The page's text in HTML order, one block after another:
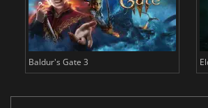
Baldur's Gate 3